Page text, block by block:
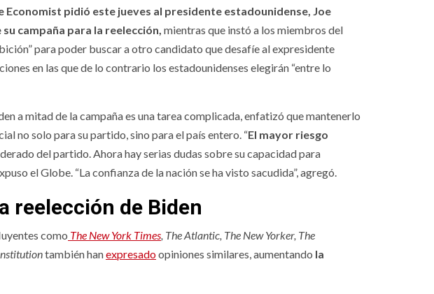
pidió este jueves al presidente estadounidense, Joe
campaña para la reelección, mientras que instó a los miembros del
para poder buscar a otro candidato que desafíe al expresidente
en las que de lo contrario los estadounidenses elegirán “entre lo
a mitad de la campaña es una tarea complicada, enfatizó que mantenerlo
no solo para su partido, sino para el país entero. “El mayor riesgo
del partido. Ahora hay serias dudas sobre su capacidad para
el Globe. “La confianza de la nación se ha visto sacudida”, agregó.
reelección de Biden
como The New York Times , The Atlantic, The New Yorker, The
también hanexpresadoopiniones similares, aumentando la